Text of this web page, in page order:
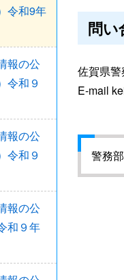
令和9年
報の公
令和９
報の公
令和９
報の公
和９年
問い
佐賀県
E-mail
警務